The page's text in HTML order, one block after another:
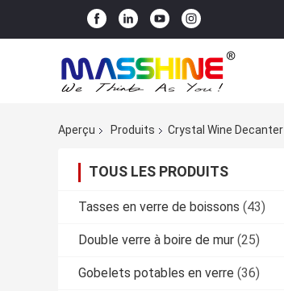
Aperçu Produits Crystal Wine Decanter
TOUS LES PRODUITS
Tasses en verre de boissons (43)
Double verre à boire de mur (25)
Gobelets potables en verre (36)